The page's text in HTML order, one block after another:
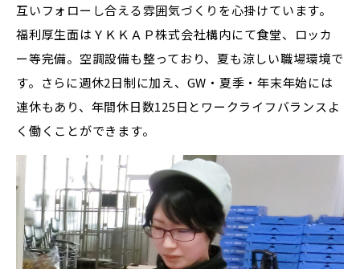
互いフォローし合える雰囲気づくりを心掛けています。
福利厚生面はＹＫＫＡＰ株式会社構内にて食堂、ロッカ
ー等完備。空調設備も整っており、夏も涼しい職場環境で
す。さらに週休2日制に加え、GW・夏季・年末年始には
連休もあり、年間休日数125日とワークライフバランスよ
く働くことができます。